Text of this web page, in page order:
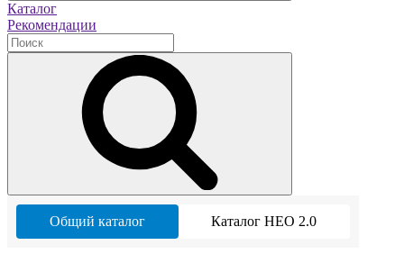
Каталог
Рекомендации
Общий каталог Каталог НЕО 2.0